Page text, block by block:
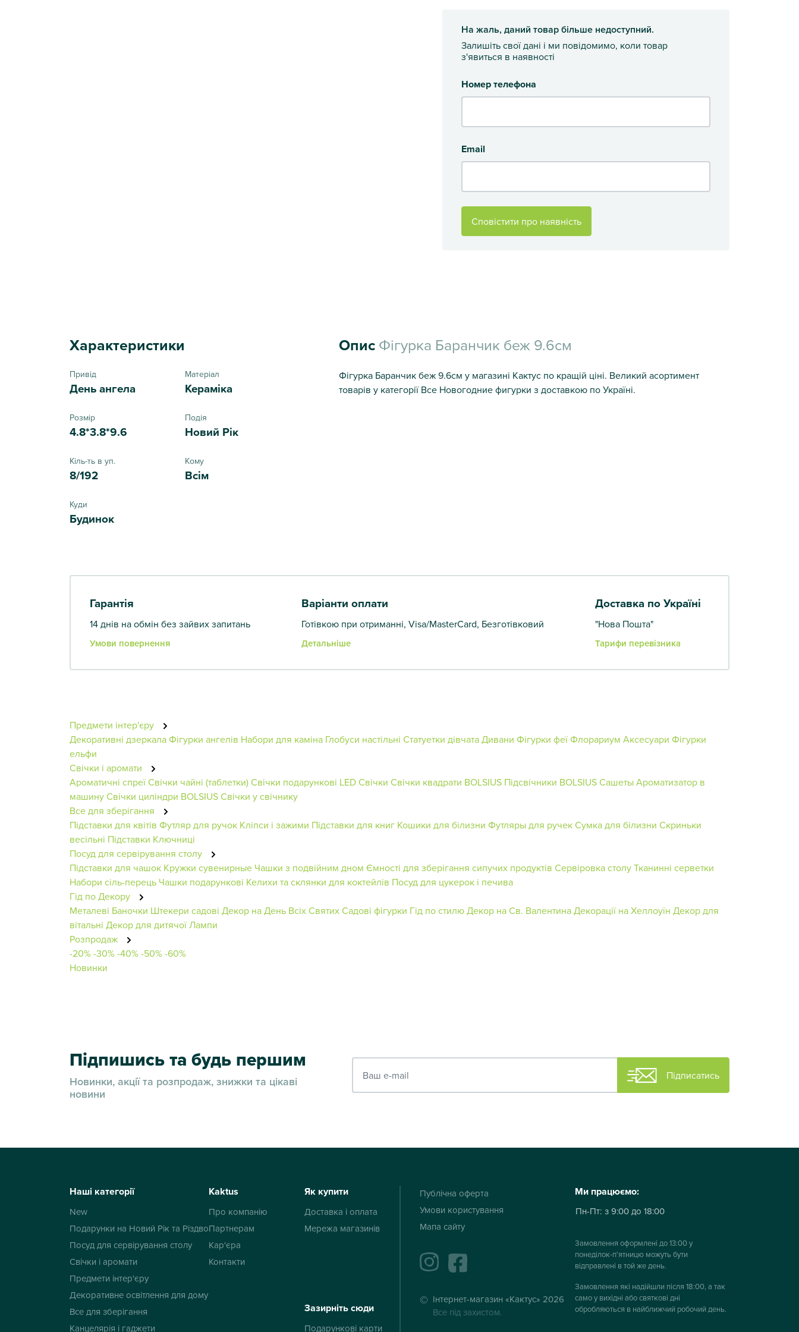
На жаль, даний товар більше недоступний.
Залишіть свої дані і ми повідомимо, коли товар
з'явиться в наявності
Номер телефона
Email
Сповістити про наявність
Характеристики
Привід
День ангела
Матеріал
Кераміка
Розмір
4.8*3.8*9.6
Подія
Новий Рік
Кіль-ть в уп.
8/192
Кому
Всім
Куди
Будинок
Опис Фігурка Баранчик беж 9.6см
Фігурка Баранчик беж 9.6см у магазині Кактус по кращій ціні. Великий асортимент
товарів у категорії Все Новогодние фигурки з доставкою по Україні.
Гарантія
14 днів на обмін без зайвих запитань
Умови повернення
Варіанти оплати
Готівкою при отриманні, Visa/MasterCard, Безготівковий
Детальніше
Доставка по Україні
"Нова Пошта"
Тарифи перевізника
Предмети інтер'єру
Декоративні дзеркалаФігурки ангелів Набори для каміна Глобуси настільні Статуетки дівчатаДивани Фігурки феїФлорариум Аксесуари Фігурки
ельфи
Свічки і аромати
Ароматичні спреїСвічки чайні (таблетки)Свічки подарункові LED Свічки Свічки квадрати BOLSIUS Підсвічники BOLSIUSСашетыАроматизатор в
машинуСвічки циліндри BOLSIUSСвічки у свічнику
Все для зберігання
Підставки для квітів Футляр для ручок Кліпси і зажими Підставки для книг Кошики для білизни Футляры для ручекСумка для білизни Скриньки
весільні Підставки Ключниці
Посуд для сервірування столу
Підставки для чашок Кружки сувенирные Чашки з подвійним дном Ємності для зберігання сипучих продуктів Сервіровка столуТканинні серветки
Набори сіль-перець Чашки подарункові Келихи та склянки для коктейлів Посуд для цукерок і печива
Гід по Декору
Металеві Баночки Штекери садові Декор на День Всіх СвятихСадові фігурки Гід по стилюДекор на Св. ВалентинаДекорації на Хеллоуїн Декор для
вітальні Декор для дитячоїЛампи
Розпродаж
-20%-30%-40%-50%-60%
Новинки
Підпишись та будь першим
Новинки, акції та розпродаж, знижки та цікаві
новини
Підписатись
Наші категорії
New
Подарунки на Новий Рік та Різдво
Посуд для сервірування столу
Свічки і аромати
Предмети інтер'єру
Декоративне освітлення для дому
Все для зберігання
Канцелярія і гаджети
Kaktus
Про компанію
Партнерам
Кар'єра
Контакти
Як купити
Доставка і оплата
Мережа магазинів
Зазирніть сюди
Подарункові карти
Публічна оферта
Умови користування
Мапа сайту
instagramfacebook
Інтернет-магазин «Кактус» 2026
Все під захистом.
Ми працюємо:
Пн-Пт: з 9:00 до 18:00
Замовлення оформлені до 13:00 у
понеділок-п'ятницю можуть бути
відправлені в той же день.
Замовлення які надійшли після 18:00, а так
само у вихідні або святкові дні
обробляються в найближчий робочий день.